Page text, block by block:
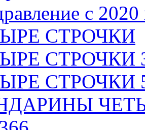
с 2020
СТРОЧКИ
СТРОЧКИ 3
СТРОЧКИ 5